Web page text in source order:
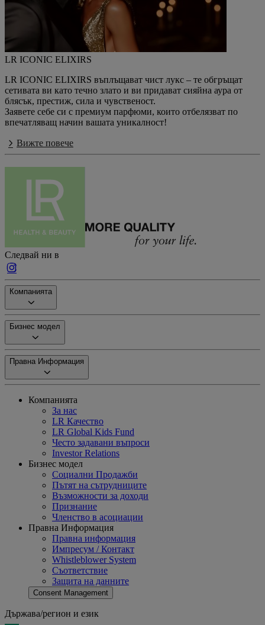
LR ICONIC ELIXIRS
LR ICONIC ELIXIRS въплъщават чист лукс – те обгръщат
сетивата ви като течно злато и ви придават сияйна аура от
блясък, престиж, сила и чувственост.
Заявете себе си с премиум парфюми, които отбелязват по
впечатляващ начин вашата уникалност!
Вижте повече
Следвай ни в
Компанията
Бизнес модел
Правна Информация
Компанията
За нас
LR Качество
LR Global Kids Fund
Често задавани въпроси
Investor Relations
Бизнес модел
Социални Продажби
Пътят на сътрудниците
Възможности за доходи
Признание
Членство в асоциации
Правна Информация
Правна информация
Импресум / Контакт
Whistleblower System
Съответствие
Защита на данните
Consent Management
Държава/регион и език